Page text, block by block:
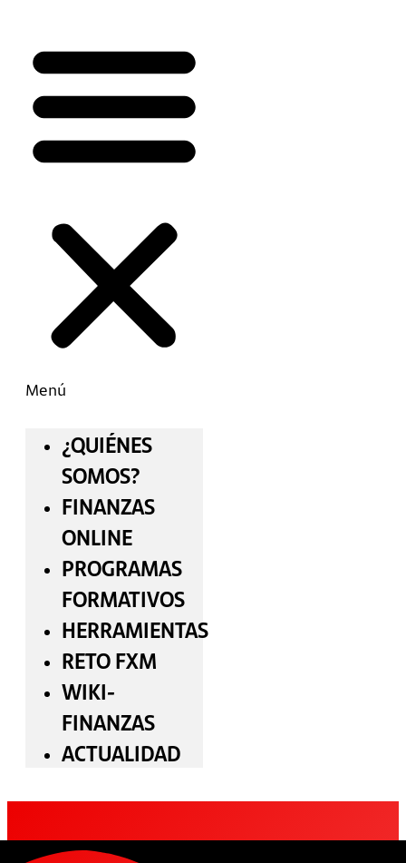
Menú
¿QUIÉNES
SOMOS?
FINANZAS
ONLINE
PROGRAMAS
FORMATIVOS
HERRAMIENTAS
RETO FXM
WIKI-
FINANZAS
ACTUALIDAD